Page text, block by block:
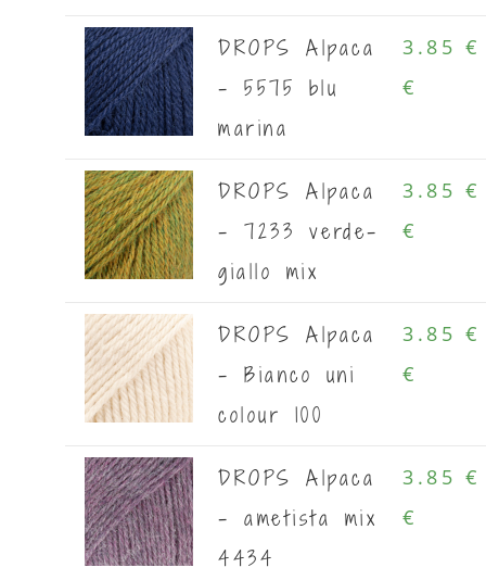
DROPS Alpaca
- 5575 blu
marina
3.85 €
€
DROPS Alpaca
- 7233 verde-
giallo mix
3.85 €
€
DROPS Alpaca
- Bianco uni
colour 100
3.85 €
€
DROPS Alpaca
- ametista mix
4434
3.85 €
€